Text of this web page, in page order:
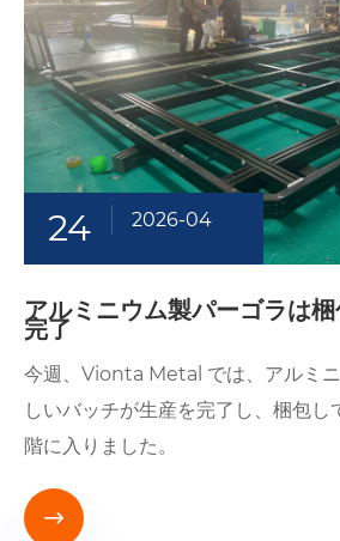
24 2026-04
アルミニウム製パーゴ​​ラは
完了
今週、Vionta Metal では、アルミ
しいバッチが生産を完了し、梱包し
階に入りました。
